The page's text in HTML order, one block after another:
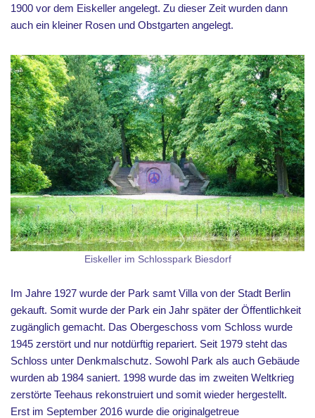
1900 vor dem Eiskeller angelegt. Zu dieser Zeit wurden dann
auch ein kleiner Rosen und Obstgarten angelegt.
Eiskeller im Schlosspark Biesdorf
Im Jahre 1927 wurde der Park samt Villa von der Stadt Berlin
gekauft. Somit wurde der Park ein Jahr später der Öffentlichkeit
zugänglich gemacht. Das Obergeschoss vom Schloss wurde
1945 zerstört und nur notdürftig repariert. Seit 1979 steht das
Schloss unter Denkmalschutz. Sowohl Park als auch Gebäude
wurden ab 1984 saniert. 1998 wurde das im zweiten Weltkrieg
zerstörte Teehaus rekonstruiert und somit wieder hergestellt.
Erst im September 2016 wurde die originalgetreue